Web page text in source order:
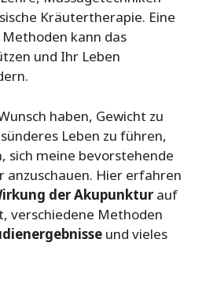
Kräutertherapie. Eine
kann das
und Ihr Leben
haben, Gewicht zu
Leben zu führen,
sich meine bevorstehende
anzuschauen. Hier erfahren
der Akupunkturauf
verschiedene Methoden
und vieles